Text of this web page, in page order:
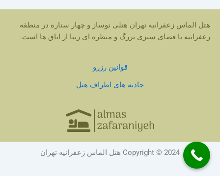
هتل الماس زعفرانیه تهران هتلی نوساز و چهار ستاره در منطقه
زعفرانیه با فضای سبزی بزرگ و منظره ای زیبا از اتاق ها است.
قوانین رزرو
جاذبه های اطراف هتل
Copyright © 2024 هتل الماس زعفرانیه تهران